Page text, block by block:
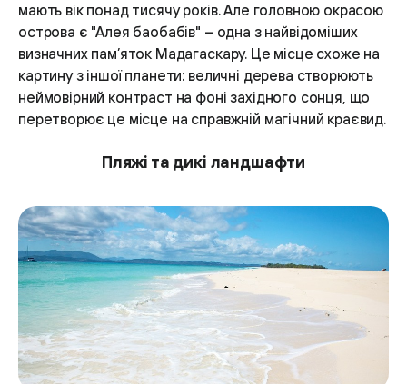
мають вік понад тисячу років. Але головною окрасою
острова є "Алея баобабів" – одна з найвідоміших
визначних пам’яток Мадагаскару. Це місце схоже на
картину з іншої планети: величні дерева створюють
неймовірний контраст на фоні західного сонця, що
перетворює це місце на справжній магічний краєвид.
Пляжі та дикі ландшафти